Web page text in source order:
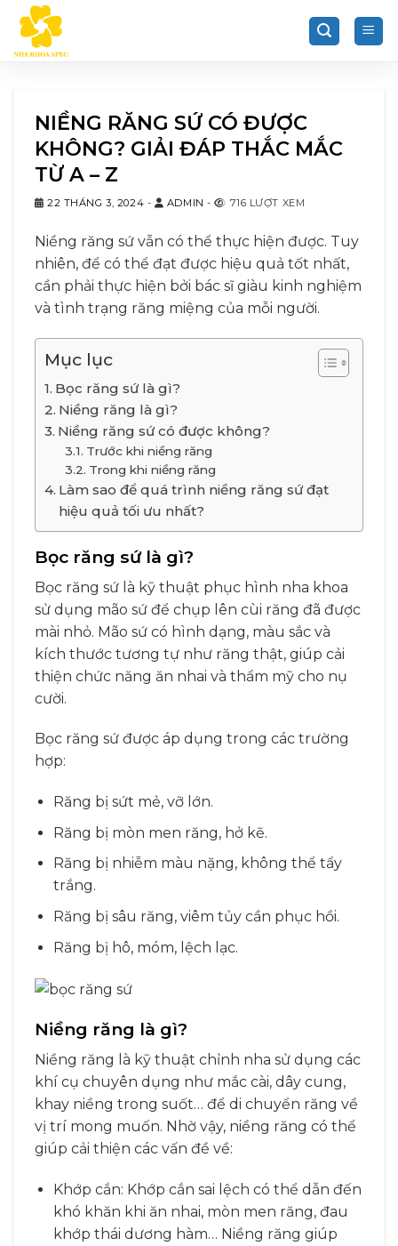
Chuyển
đến
nội
NIỀNG RĂNG SỨ CÓ ĐƯỢC
KHÔNG? GIẢI ĐÁP THẮC MẮC
TỪ A – Z
22 THÁNG 3, 2024 - ADMIN - 716 LƯỢT XEM
Niềng răng sứ vẫn có thể thực hiện được. Tuy
nhiên, để có thể đạt được hiệu quả tốt nhất,
cần phải thực hiện bởi bác sĩ giàu kinh nghiệm
và tình trạng răng miệng của mỗi người.
Mục lục
Bọc răng sứ là gì?
Niềng răng là gì?
Niềng răng sứ có được không?
Trước khi niềng răng
Trong khi niềng răng
Làm sao để quá trình niềng răng sứ đạt
hiệu quả tối ưu nhất?
Bọc răng sứ là gì?
Bọc răng sứ là kỹ thuật phục hình nha khoa
sử dụng mão sứ để chụp lên cùi răng đã được
mài nhỏ. Mão sứ có hình dạng, màu sắc và
kích thước tương tự như răng thật, giúp cải
thiện chức năng ăn nhai và thẩm mỹ cho nụ
cười.
Bọc răng sứ được áp dụng trong các trường
hợp:
Răng bị sứt mẻ, vỡ lớn.
Răng bị mòn men răng, hở kẽ.
Răng bị nhiễm màu nặng, không thể tẩy
trắng.
Răng bị sâu răng, viêm tủy cần phục hồi.
Răng bị hô, móm, lệch lạc.
Niềng răng là gì?
Niềng răng là kỹ thuật chỉnh nha sử dụng các
khí cụ chuyên dụng như mắc cài, dây cung,
khay niềng trong suốt… để di chuyển răng về
vị trí mong muốn. Nhờ vậy, niềng răng có thể
giúp cải thiện các vấn đề về:
Khớp cắn: Khớp cắn sai lệch có thể dẫn đến
khó khăn khi ăn nhai, mòn men răng, đau
khớp thái dương hàm… Niềng răng giúp